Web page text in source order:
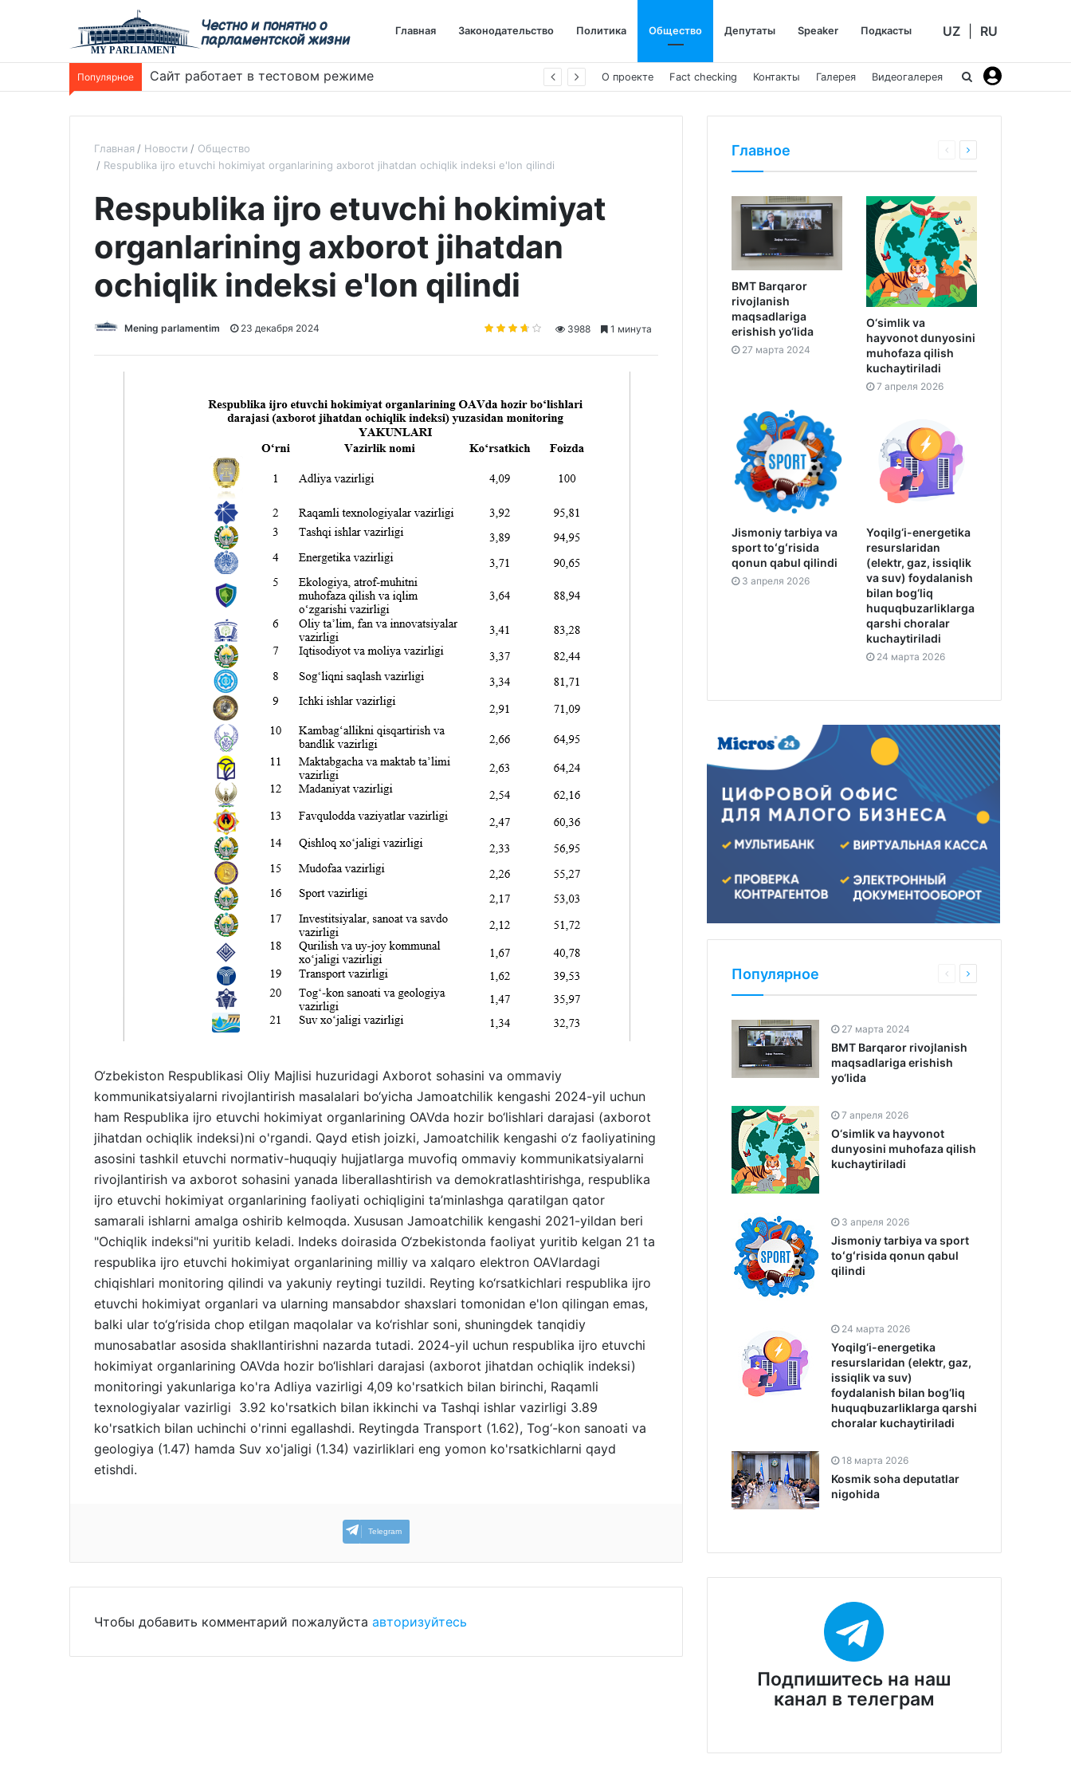
Честно и понятно о
парламентской жизни
UZ RU
Главная Законодательство Политика Общество Депутаты Speaker Подкасты
Популярное Сайт работает в тестовом режиме О проекте Fact checking Контакты Галерея Видеогалерея
Главная Новости
Общество
Respublika ijro etuvchi hokimiyat organlarining axborot jihatdan ochiqlik indeksi e'lon qilindi
Respublika ijro etuvchi hokimiyat
organlarining axborot jihatdan
ochiqlik indeksi e'lon qilindi
Mening parlamentim 23 декабря 2024 3988 1 минута
O‘zbekiston Respublikasi Oliy Majlisi huzuridagi Axborot sohasini va ommaviy
kommunikatsiyalarni rivojlantirish masalalari bo‘yicha Jamoatchilik kengashi 2024-yil uchun
ham Respublika ijro etuvchi hokimiyat organlarining OAVda hozir bo‘lishlari darajasi (axborot
jihatdan ochiqlik indeksi)ni o'rgandi. Qayd etish joizki, Jamoatchilik kengashi o‘z faoliyatining
asosini tashkil etuvchi normativ-huquqiy hujjatlarga muvofiq ommaviy kommunikatsiyalarni
rivojlantirish va axborot sohasini yanada liberallashtirish va demokratlashtirishga, respublika
ijro etuvchi hokimiyat organlarining faoliyati ochiqligini ta’minlashga qaratilgan qator
samarali ishlarni amalga oshirib kelmoqda. Xususan Jamoatchilik kengashi 2021-yildan beri
"Ochiqlik indeksi"ni yuritib keladi. Indeks doirasida O‘zbekistonda faoliyat yuritib kelgan 21 ta
respublika ijro etuvchi hokimiyat organlarining milliy va xalqaro elektron OAVlardagi
chiqishlari monitoring qilindi va yakuniy reytingi tuzildi. Reyting ko‘rsatkichlari respublika ijro
etuvchi hokimiyat organlari va ularning mansabdor shaxslari tomonidan e'lon qilingan emas,
balki ular to‘g‘risida chop etilgan maqolalar va ko‘rishlar soni, shuningdek tanqidiy
munosabatlar asosida shakllantirishni nazarda tutadi. 2024-yil uchun respublika ijro etuvchi
hokimiyat organlarining OAVda hozir bo‘lishlari darajasi (axborot jihatdan ochiqlik indeksi)
monitoringi yakunlariga ko'ra Adliya vazirligi 4,09 ko'rsatkich bilan birinchi, Raqamli
texnologiyalar vazirligi 3.92 ko'rsatkich bilan ikkinchi va Tashqi ishlar vazirligi 3.89
ko'rsatkich bilan uchinchi o'rinni egallashdi. Reytingda Transport (1.62), Tog‘-kon sanoati va
geologiya (1.47) hamda Suv xo'jaligi (1.34) vazirliklari eng yomon ko'rsatkichlarni qayd
etishdi.
Telegram
Чтобы добавить комментарий пожалуйста авторизуйтесь
Главное
BMT Barqaror
rivojlanish
maqsadlariga
erishish yo‘lida
27 марта 2024
O‘simlik va
hayvonot dunyosini
muhofaza qilish
kuchaytiriladi
7 апреля 2026
Jismoniy tarbiya va
sport toʻgʻrisida
qonun qabul qilindi
3 апреля 2026
Yoqilg‘i-energetika
resurslaridan
(elektr, gaz, issiqlik
va suv) foydalanish
bilan bog‘liq
huquqbuzarliklarga
qarshi choralar
kuchaytiriladi
24 марта 2026
Популярное
27 марта 2024
BMT Barqaror rivojlanish
maqsadlariga erishish
yo‘lida
7 апреля 2026
O‘simlik va hayvonot
dunyosini muhofaza qilish
kuchaytiriladi
3 апреля 2026
Jismoniy tarbiya va sport
toʻgʻrisida qonun qabul
qilindi
24 марта 2026
Yoqilg‘i-energetika
resurslaridan (elektr, gaz,
issiqlik va suv)
foydalanish bilan bog‘liq
huquqbuzarliklarga qarshi
choralar kuchaytiriladi
18 марта 2026
Kosmik soha deputatlar
nigohida
Подпишитесь на наш
канал в телеграм